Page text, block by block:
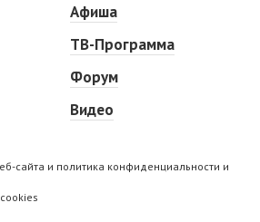
Афиша
ТВ-Программа
Форум
Видео
сайта и политика конфиденциальности и